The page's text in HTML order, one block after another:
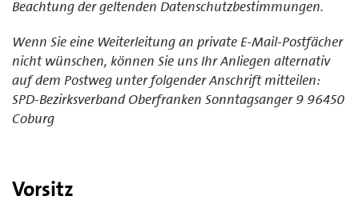
Beachtung der geltenden Datenschutzbestimmungen.
Wenn Sie eine Weiterleitung an private E-Mail-Postfächer
nicht wünschen, können Sie uns Ihr Anliegen alternativ
auf dem Postweg unter folgender Anschrift mitteilen:
SPD-Bezirksverband Oberfranken Sonntagsanger 9 96450
Coburg
Vorsitz